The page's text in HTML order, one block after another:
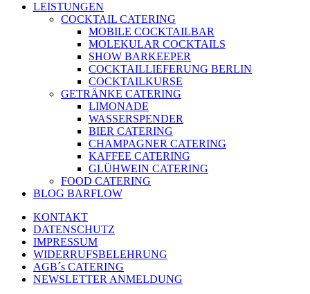
LEISTUNGEN
COCKTAIL CATERING
MOBILE COCKTAILBAR
MOLEKULAR COCKTAILS
SHOW BARKEEPER
COCKTAILLIEFERUNG BERLIN
COCKTAILKURSE
GETRÄNKE CATERING
LIMONADE
WASSERSPENDER
BIER CATERING
CHAMPAGNER CATERING
KAFFEE CATERING
GLÜHWEIN CATERING
FOOD CATERING
BLOG BARFLOW
KONTAKT
DATENSCHUTZ
IMPRESSUM
WIDERRUFSBELEHRUNG
AGB´s CATERING
NEWSLETTER ANMELDUNG